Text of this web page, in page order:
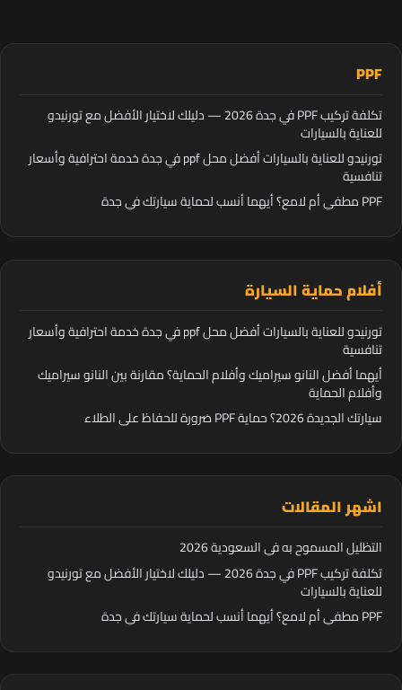
PPF
تكلفة تركيب PPF في جدة 2026 — دليلك لاختيار الأفضل مع تورنيدو
للعناية بالسيارات
تورنيدو للعناية بالسيارات أفضل محل ppf في جدة خدمة احترافية وأسعار
تنافسية
PPF مطفي أم لامع؟ أيهما أنسب لحماية سيارتك في جدة
أفلام حماية السيارة
تورنيدو للعناية بالسيارات أفضل محل ppf في جدة خدمة احترافية وأسعار
تنافسية
أيهما أفضل النانو سيراميك وأفلام الحماية؟ مقارنة بين النانو سيراميك
وأفلام الحماية
سيارتك الجديدة 2026؟ حماية PPF ضرورة للحفاظ على الطلاء
اشهر المقالات
التظليل المسموح به في السعودية 2026
تكلفة تركيب PPF في جدة 2026 — دليلك لاختيار الأفضل مع تورنيدو
للعناية بالسيارات
PPF مطفي أم لامع؟ أيهما أنسب لحماية سيارتك في جدة